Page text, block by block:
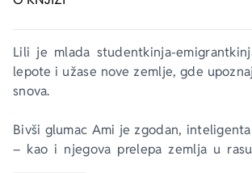
Lili je mlada studentkinja-
lepote i užase nove zemlje, gde
snova.
Bivši glumac Ami je zgodan,
– kao i njegova prelepa zemlja u